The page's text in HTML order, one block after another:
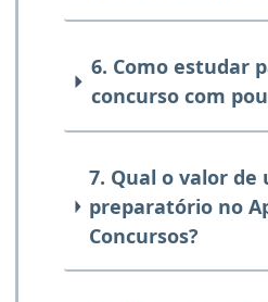
6. Como estudar
concurso com
7. Qual o valor de
preparatório no
Concursos?